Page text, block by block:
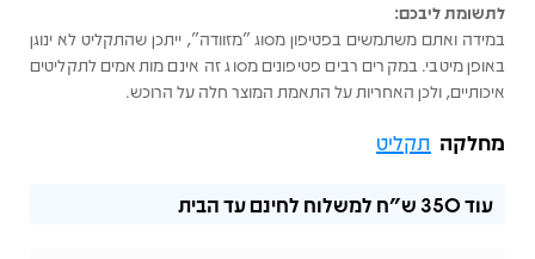
לתשומת ליבכם:
במידה ואתם משתמשים בפטיפון מסוג "מזוודה", ייתכן שהתקליט לא ינוגן
באופן מיטבי. במקרים רבים פטיפונים מסוג זה אינם מותאמים לתקליטים
איכותיים, ולכן האחריות על התאמת המוצר חלה על הרוכש.
מחלקה תקליט
עוד350 ש"ח למשלוח לחינם עד הבית